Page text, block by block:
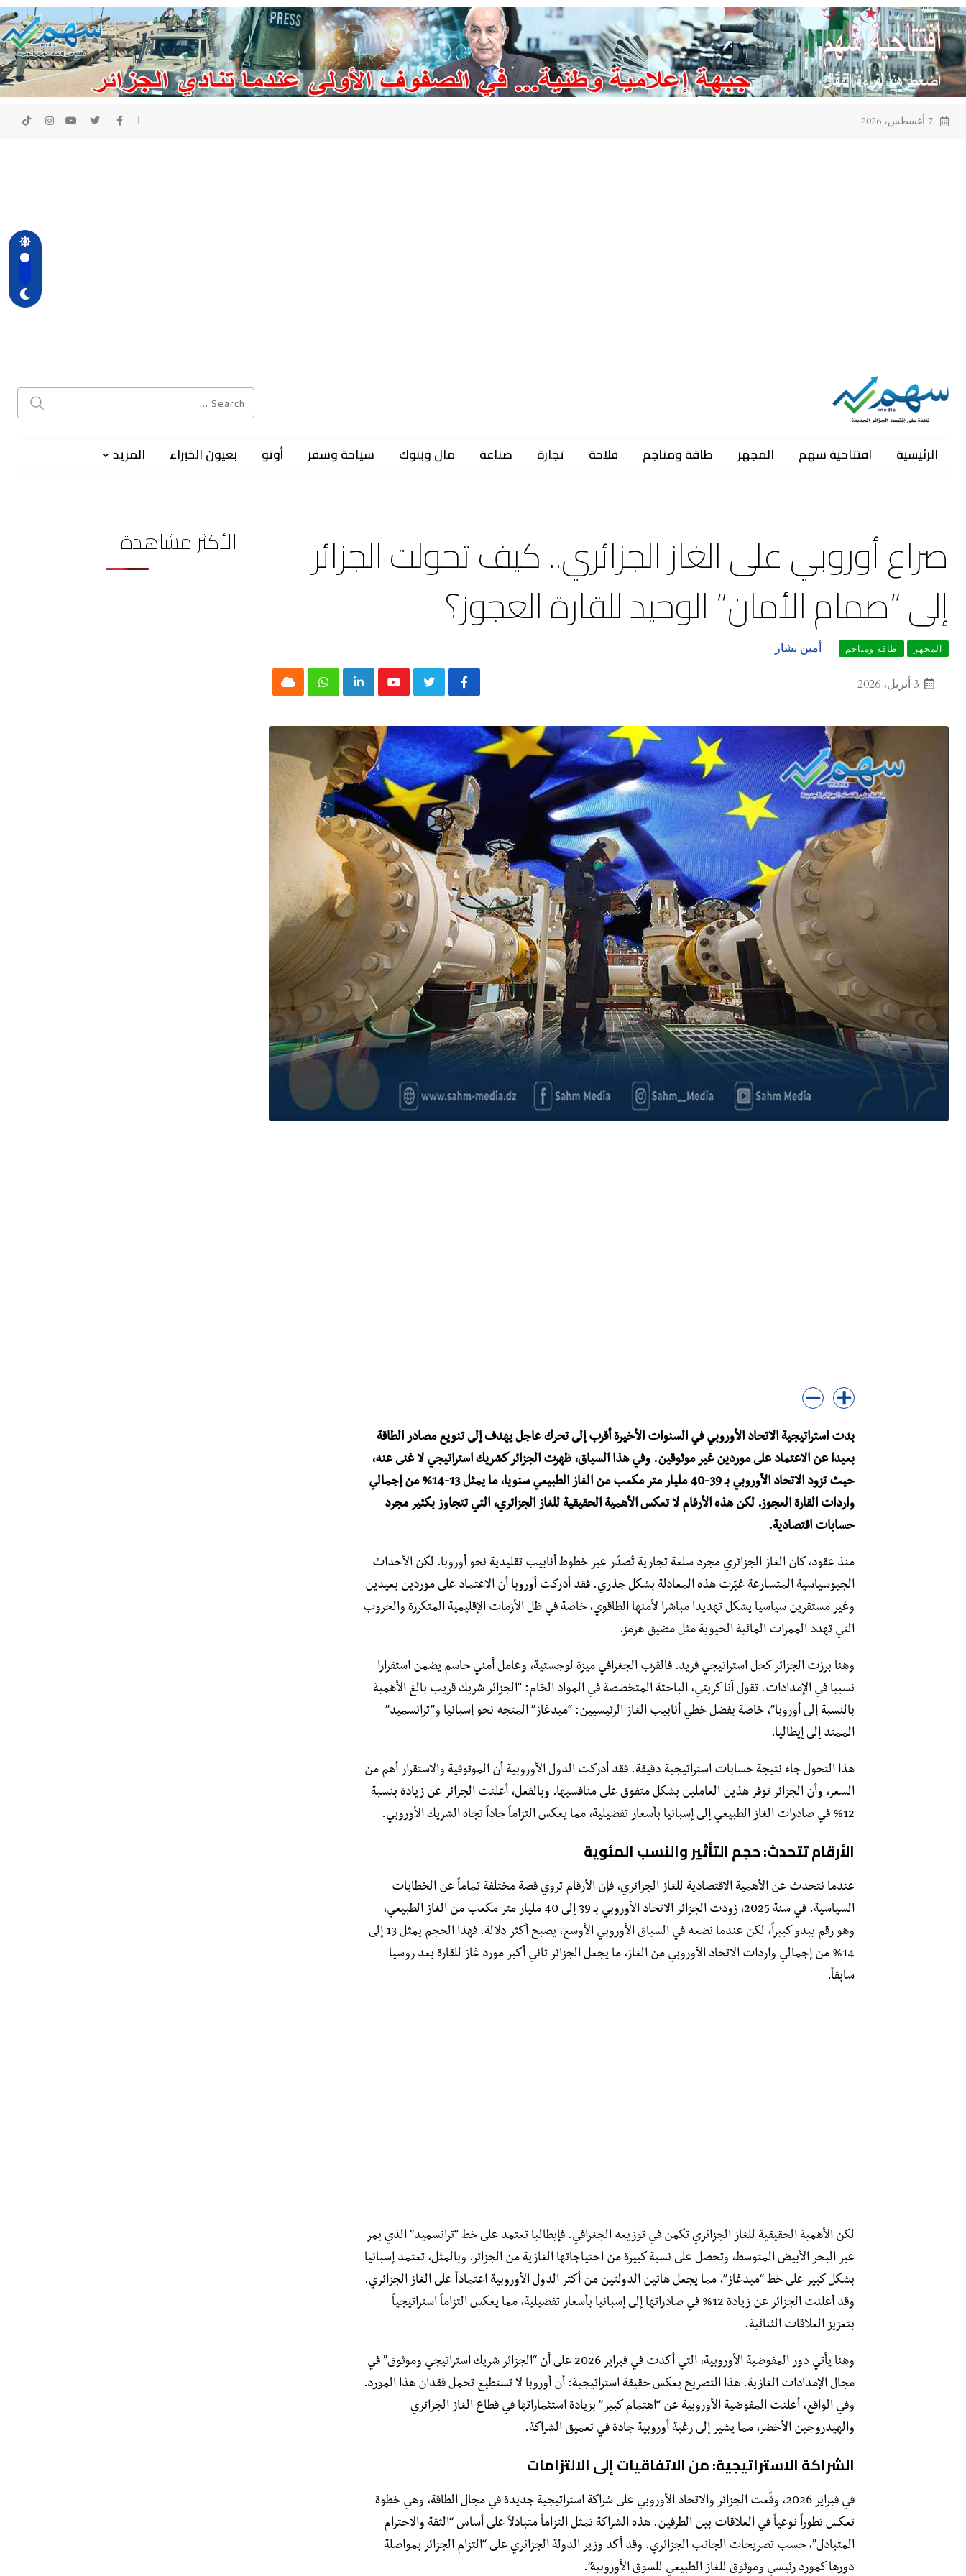
Skip
to
content
7 أغسطس، 2026
الرئيسية افتتاحية سهم المجهر طاقة ومناجم فلاحة تجارة صناعة مال وبنوك سياحة وسفر أوتو بعيون الخبراء المزيد
صراع أوروبي على الغاز الجزائري.. كيف تحولت الجزائر
إلى “صمام الأمان” الوحيد للقارة العجوز؟
المجهر طاقة ومناجم أمين بشار
3 أبريل، 2026 Youtube
LinkedIn
Whatsapp
Cloud
بدت استراتيجية الاتحاد الأوروبي في السنوات الأخيرة أقرب إلى تحرك عاجل يهدف إلى تنويع مصادر الطاقة
بعيدا عن الاعتماد على موردين غير موثوقين. وفي هذا السياق، ظهرت الجزائر كشريك استراتيجي لا غنى عنه،
حيث تزود الاتحاد الأوروبي بـ 39-40 مليار متر مكعب من الغاز الطبيعي سنويا، ما يمثل 13-14% من إجمالي
واردات القارة العجوز. لكن هذه الأرقام لا تعكس الأهمية الحقيقية للغاز الجزائري، التي تتجاوز بكثير مجرد
حسابات اقتصادية.
منذ عقود، كان الغاز الجزائري مجرد سلعة تجارية تُصدّر عبر خطوط أنابيب تقليدية نحو أوروبا. لكن الأحداث
الجيوسياسية المتسارعة غيّرت هذه المعادلة بشكل جذري. فقد أدركت أوروبا أن الاعتماد على موردين بعيدين
وغير مستقرين سياسيا يشكل تهديدا مباشرا لأمنها الطاقوي، خاصة في ظل الأزمات الإقليمية المتكررة والحروب
التي تهدد الممرات المائية الحيوية مثل مضيق هرمز.
وهنا برزت الجزائر كحل استراتيجي فريد. فالقرب الجغرافي ميزة لوجستية، وعامل أمني حاسم يضمن استقرارا
نسبيا في الإمدادات. تقول آنا كريتي، الباحثة المتخصصة في المواد الخام: “الجزائر شريك قريب بالغ الأهمية
بالنسبة إلى أوروبا”، خاصة بفضل خطي أنابيب الغاز الرئيسيين: “ميدغاز” المتجه نحو إسبانيا و”ترانسميد”
الممتد إلى إيطاليا.
هذا التحول جاء نتيجة حسابات استراتيجية دقيقة. فقد أدركت الدول الأوروبية أن الموثوقية والاستقرار أهم من
السعر، وأن الجزائر توفر هذين العاملين بشكل متفوق على منافسيها. وبالفعل، أعلنت الجزائر عن زيادة بنسبة
12% في صادرات الغاز الطبيعي إلى إسبانيا بأسعار تفضيلية، مما يعكس التزاماً جاداً تجاه الشريك الأوروبي.
الأرقام تتحدث: حجم التأثير والنسب المئوية
عندما نتحدث عن الأهمية الاقتصادية للغاز الجزائري، فإن الأرقام تروي قصة مختلفة تماماً عن الخطابات
السياسية. في سنة 2025، زودت الجزائر الاتحاد الأوروبي بـ 39 إلى 40 مليار متر مكعب من الغاز الطبيعي،
وهو رقم يبدو كبيراً، لكن عندما نضعه في السياق الأوروبي الأوسع، يصبح أكثر دلالة. فهذا الحجم يمثل 13 إلى
14% من إجمالي واردات الاتحاد الأوروبي من الغاز، ما يجعل الجزائر ثاني أكبر مورد غاز للقارة بعد روسيا
سابقاً.
لكن الأهمية الحقيقية للغاز الجزائري تكمن في توزيعه الجغرافي. فإيطاليا تعتمد على خط “ترانسميد” الذي يمر
عبر البحر الأبيض المتوسط، وتحصل على نسبة كبيرة من احتياجاتها الغازية من الجزائر. وبالمثل، تعتمد إسبانيا
بشكل كبير على خط “ميدغاز”، مما يجعل هاتين الدولتين من أكثر الدول الأوروبية اعتماداً على الغاز الجزائري.
وقد أعلنت الجزائر عن زيادة 12% في صادراتها إلى إسبانيا بأسعار تفضيلية، مما يعكس التزاماً استراتيجياً
بتعزيز العلاقات الثنائية.
وهنا يأتي دور المفوضية الأوروبية، التي أكدت في فبراير 2026 على أن “الجزائر شريك استراتيجي وموثوق” في
مجال الإمدادات الغازية. هذا التصريح يعكس حقيقة استراتيجية: أن أوروبا لا تستطيع تحمل فقدان هذا المورد.
وفي الواقع، أعلنت المفوضية الأوروبية عن “اهتمام كبير” بزيادة استثماراتها في قطاع الغاز الجزائري
والهيدروجين الأخضر، مما يشير إلى رغبة أوروبية جادة في تعميق الشراكة.
الشراكة الاستراتيجية: من الاتفاقيات إلى الالتزامات
في فبراير 2026، وقّعت الجزائر والاتحاد الأوروبي على شراكة استراتيجية جديدة في مجال الطاقة، وهي خطوة
تعكس تطوراً نوعياً في العلاقات بين الطرفين. هذه الشراكة تمثل التزاماً متبادلاً على أساس “الثقة والاحترام
المتبادل”، حسب تصريحات الجانب الجزائري. وقد أكد وزير الدولة الجزائري على “التزام الجزائر بمواصلة
دورها كمورد رئيسي وموثوق للغاز الطبيعي للسوق الأوروبية”.
الأكثر مشاهدة